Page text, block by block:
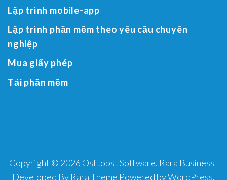
Lập trình mobile-app
Lập trình phần mềm theo yêu cầu chuyên
nghiệp
Mua giấy phép
Tải phần mềm
Copyright © 2026 Osttopst Software. Rara Business |
Developed By Rara Theme Powered byWordPress.